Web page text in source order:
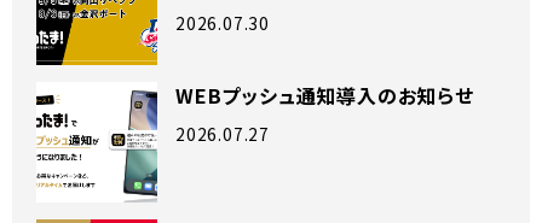
2026.07.30
WEBプッシュ通知導入のお知らせ
2026.07.27